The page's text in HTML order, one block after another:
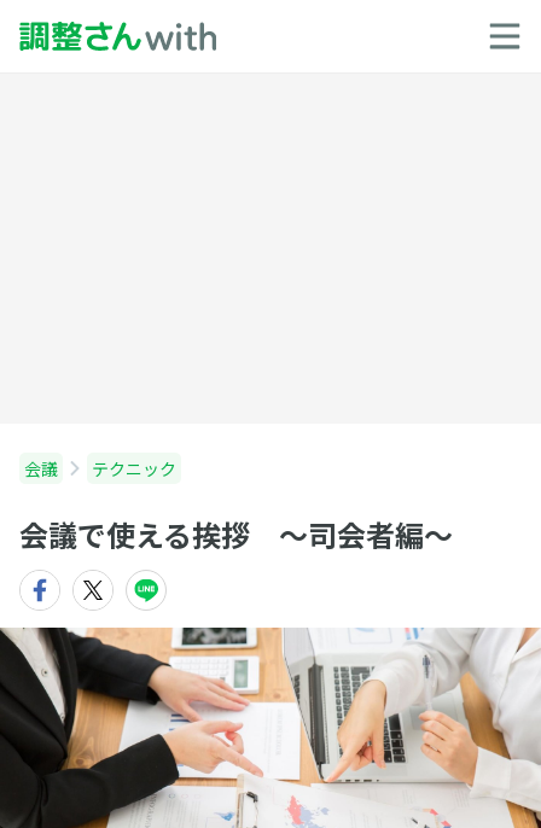
会議 テクニック
会議で使える挨拶 〜司会者編〜